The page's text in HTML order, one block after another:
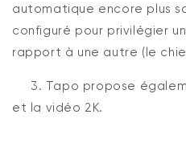
automatique encore plus
configuré pour privilégier
rapport à une autre (le
3. Tapo propose
et la vidéo 2K.